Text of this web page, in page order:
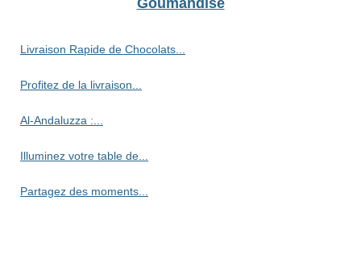
Livraison Rapide de Chocolats...
Profitez de la livraison...
Al-Andaluzza :...
Illuminez votre table de...
Partagez des moments...